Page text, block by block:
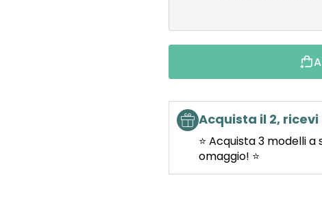
Acquista il 2, ricevi
⭐ Acquista 3 modelli
omaggio! ⭐